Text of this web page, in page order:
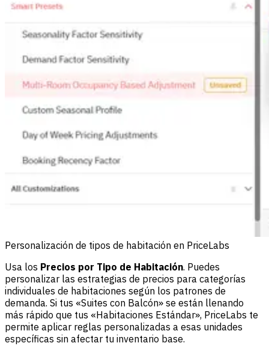
Personalización de tipos de habitación en PriceLabs
Usa los Precios por Tipo de Habitación. Puedes
personalizar las estrategias de precios para categorías
individuales de habitaciones según los patrones de
demanda. Si tus «Suites con Balcón» se están llenando
más rápido que tus «Habitaciones Estándar», PriceLabs te
permite aplicar reglas personalizadas a esas unidades
específicas sin afectar tu inventario base.